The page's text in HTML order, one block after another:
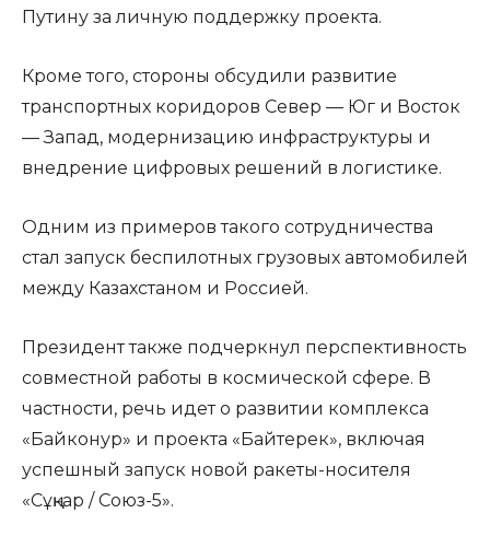
Путину за личную поддержку проекта.
Кроме того, стороны обсудили развитие
транспортных коридоров Север — Юг и Восток
— Запад, модернизацию инфраструктуры и
внедрение цифровых решений в логистике.
Одним из примеров такого сотрудничества
стал запуск беспилотных грузовых автомобилей
между Казахстаном и Россией.
Президент также подчеркнул перспективность
совместной работы в космической сфере. В
частности, речь идет о развитии комплекса
«Байконур» и проекта «Байтерек», включая
успешный запуск новой ракеты-носителя
«Сұңқар / Союз-5».